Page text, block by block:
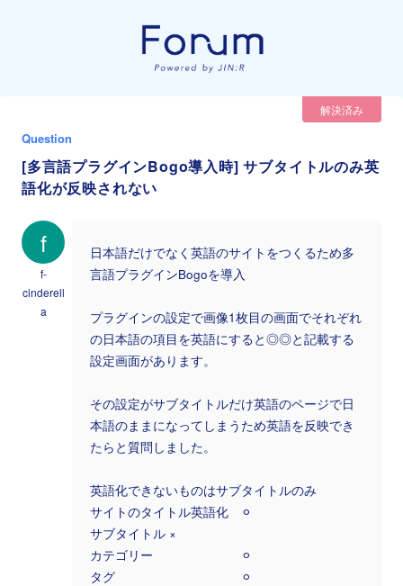
解決済み
Question
[多言語プラグインBogo導入時] サブタイトルのみ英
語化が反映されない
f
f-
cinderell
a
日本語だけでなく英語のサイトをつくるため多
言語プラグインBogoを導入
プラグインの設定で画像1枚目の画面でそれぞれ
の日本語の項目を英語にすると◎◎と記載する
設定画面があります。
その設定がサブタイトルだけ英語のページで日
本語のままになってしまうため英語を反映でき
たらと質問しました。
英語化できないものはサブタイトルのみ
サイトのタイトル英語化 ⚪︎
サブタイトル ×
カテゴリー ⚪︎
タグ ⚪︎